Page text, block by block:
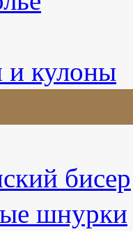
и кулоны
бисер
шнурки